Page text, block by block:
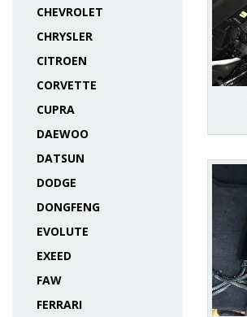
CHEVROLET
CHRYSLER
CITROEN
CORVETTE
CUPRA
DAEWOO
DATSUN
DODGE
DONGFENG
EVOLUTE
EXEED
FAW
FERRARI